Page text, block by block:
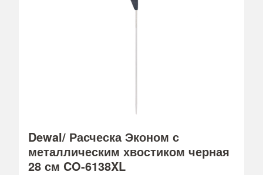
Dewal/ Расческа Эконом с
металлическим хвостиком черная
28 см CO-6138XL